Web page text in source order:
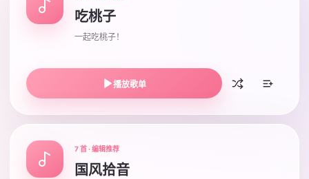
吃桃子
一起吃桃子！
播放歌单
7 首 · 编辑推荐
国风拾音